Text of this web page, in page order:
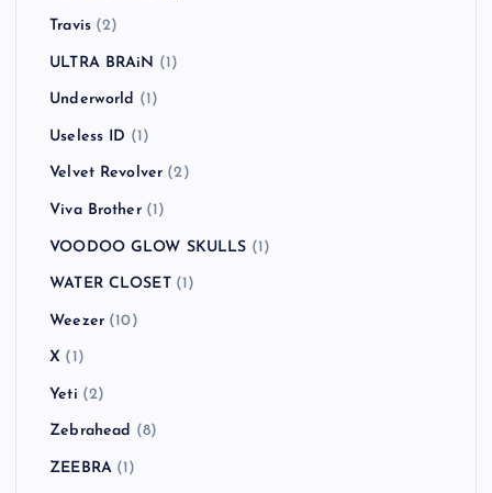
Travis(2)
ULTRA BRAiN (1)
Underworld (1)
Useless ID (1)
Velvet Revolver (2)
Viva Brother(1)
VOODOO GLOW SKULLS (1)
WATER CLOSET(1)
Weezer(10)
X (1)
Yeti (2)
Zebrahead (8)
ZEEBRA(1)